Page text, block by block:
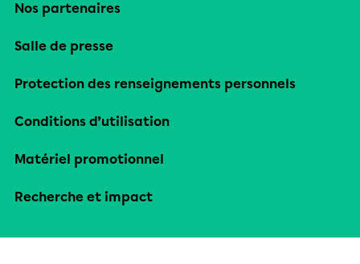
Nos partenaires
Salle de presse
Protection des renseignements personnels
Conditions d’utilisation
Matériel promotionnel
Recherche et impact